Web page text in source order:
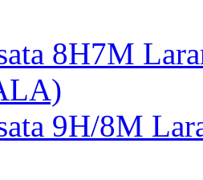
8H7M
9H/8M